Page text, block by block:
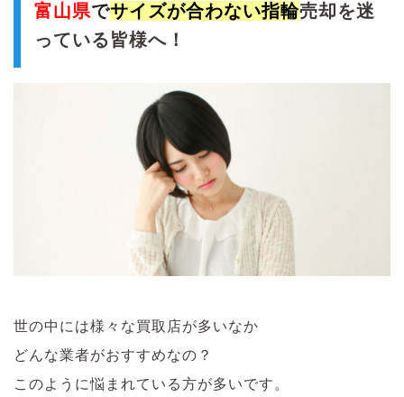
富山県でサイズが合わない指輪売却を迷
っている皆様へ！
世の中には様々な買取店が多いなか
どんな業者がおすすめなの？
このように悩まれている方が多いです。